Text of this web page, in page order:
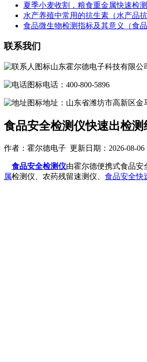
夏季小麦收割，粮食重金属快速检
水产养殖中常用的抗生素（水产品
食品微生物检测指标及其意义（食
联系我们
山东霍尔德电子科技有限公
电话：400-800-5896
地址：山东省潍坊市高新区金
食品安全检测仪快速出检测
作者：霍尔德电子 更新日期：2026-08-06
食品安全检测仪由霍尔德便携式食品安
属检测仪、农药残留速测仪、 食品安全快